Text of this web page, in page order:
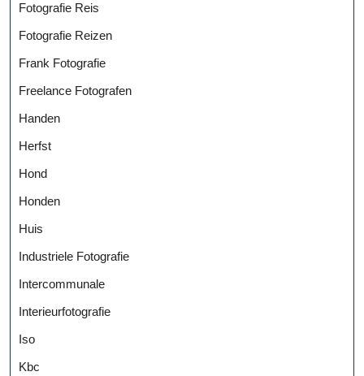
Fotografie Reis
Fotografie Reizen
Frank Fotografie
Freelance Fotografen
Handen
Herfst
Hond
Honden
Huis
Industriele Fotografie
Intercommunale
Interieurfotografie
Iso
Kbc